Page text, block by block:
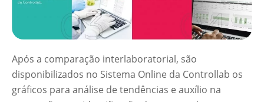
Após a comparação interlaboratorial, são
disponibilizados no Sistema Online da Controllab os
gráficos para análise de tendências e auxílio na